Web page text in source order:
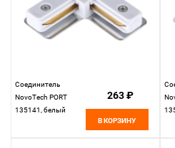
Соединитель
NovoTech PORT
135141, белый
263 ₽
В КОРЗИНУ